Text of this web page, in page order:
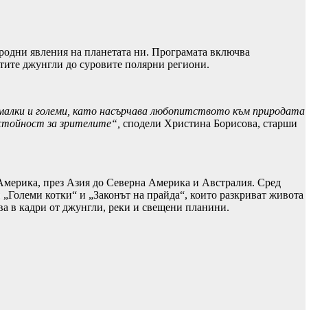
явления на планетата ни. Програмата включва
джунгли до суровите полярни региони.
и големи, като насърчава любопитството към природата
за зрителите“, сподели Христина Борисова, старши
през Азия до Северна Америка и Австралия. Сред
котки“ и „Законът на прайда“, които разкриват живота
в кадри от джунгли, реки и свещени планини.